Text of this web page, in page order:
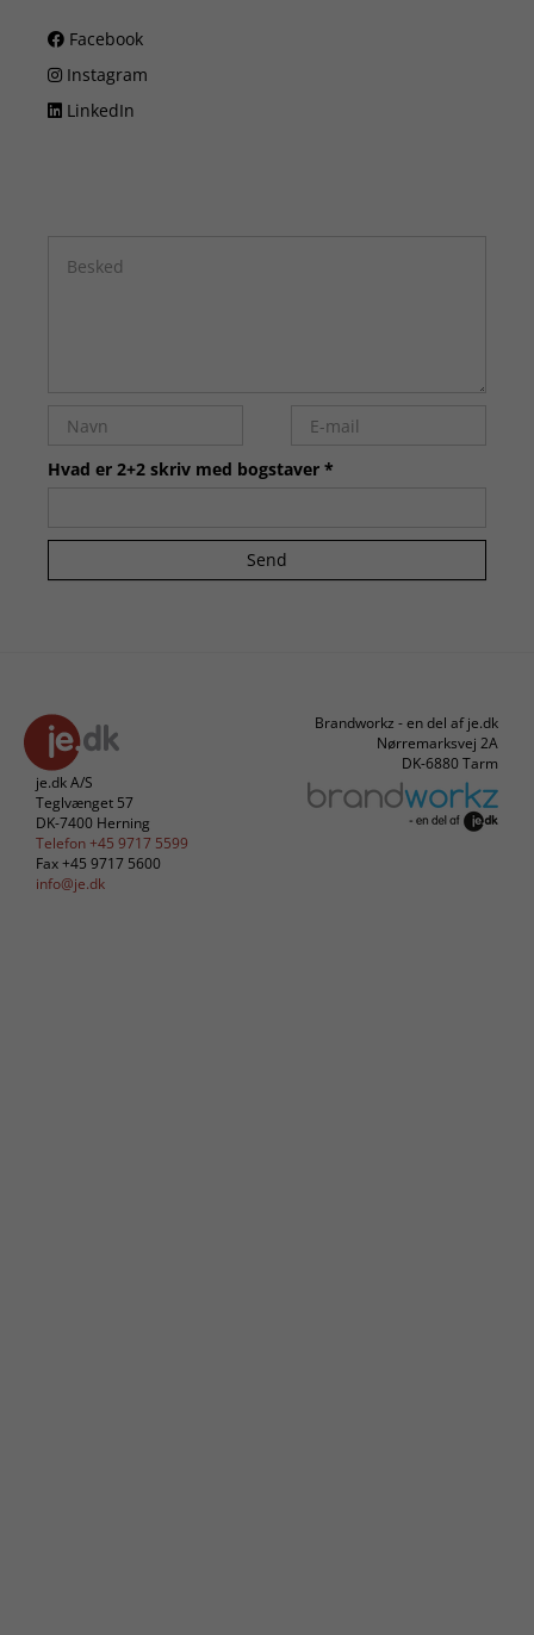
Facebook
Instagram
LinkedIn
Hvad er 2+2 skriv med bogstaver *
Send
je.dk A/S
Teglvænget 57
DK-7400 Herning
Telefon +45 9717 5599
Fax +45 9717 5600
info@je.dk
Brandworkz - en del af je.dk
Nørremarksvej 2A
DK-6880 Tarm